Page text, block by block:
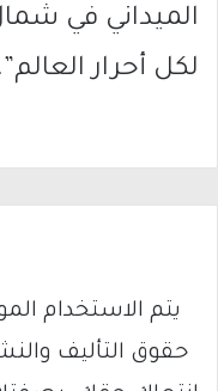
الميداني في
لكل أحرار العالم”.